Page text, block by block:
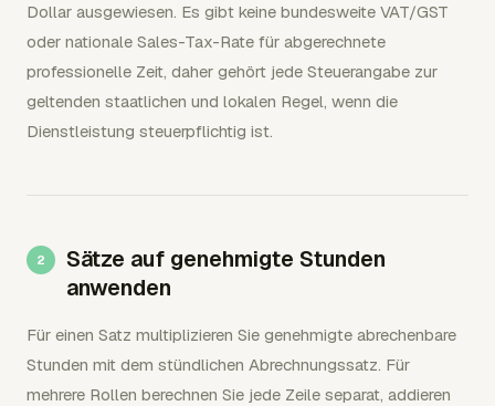
Dollar ausgewiesen. Es gibt keine bundesweite VAT/GST
oder nationale Sales-Tax-Rate für abgerechnete
professionelle Zeit, daher gehört jede Steuerangabe zur
geltenden staatlichen und lokalen Regel, wenn die
Dienstleistung steuerpflichtig ist.
Sätze auf genehmigte Stunden
anwenden
Für einen Satz multiplizieren Sie genehmigte abrechenbare
Stunden mit dem stündlichen Abrechnungssatz. Für
mehrere Rollen berechnen Sie jede Zeile separat, addieren